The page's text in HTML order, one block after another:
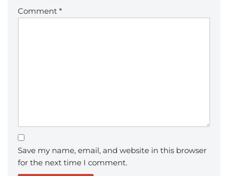
Comment *
Save my name, email, and website in this browser
for the next time I comment.